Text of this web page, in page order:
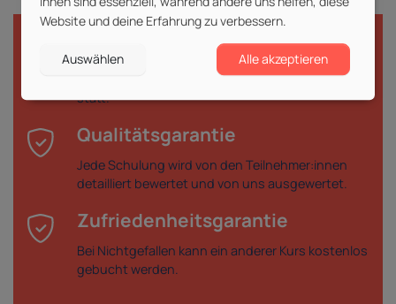
Durchführungsgarantie
Deine gebuchte Veranstaltung findet garantiert
statt.
Qualitätsgarantie
Jede Schulung wird von den Teilnehmer:innen
detailliert bewertet und von uns ausgewertet.
Zufriedenheitsgarantie
Bei Nichtgefallen kann ein anderer Kurs kostenlos
gebucht werden.
Website und deine Erfahrung zu verbessern.
Auswählen Alle akzeptieren